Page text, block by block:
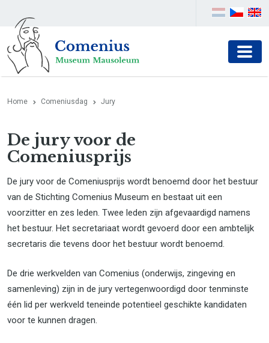
Home Comeniusdag Jury
De jury voor de
Comeniusprijs
De jury voor de Comeniusprijs wordt benoemd door het bestuur
van de Stichting Comenius Museum en bestaat uit een
voorzitter en zes leden. Twee leden zijn afgevaardigd namens
het bestuur. Het secretariaat wordt gevoerd door een ambtelijk
secretaris die tevens door het bestuur wordt benoemd.
De drie werkvelden van Comenius (onderwijs, zingeving en
samenleving) zijn in de jury vertegenwoordigd door tenminste
één lid per werkveld teneinde potentieel geschikte kandidaten
voor te kunnen dragen.